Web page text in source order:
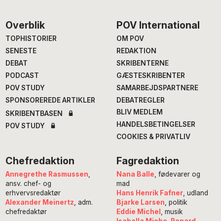
Footer
Overblik
TOPHISTORIER
SENESTE
DEBAT
PODCAST
POV STUDY
SPONSOREREDE ARTIKLER
SKRIBENTBASEN
POV STUDY
POV International
OM POV
REDAKTION
SKRIBENTERNE
GÆSTESKRIBENTER
SAMARBEJDSPARTNERE
DEBATREGLER
BLIV MEDLEM
HANDELSBETINGELSER
COOKIES & PRIVATLIV
Chefredaktion
Annegrethe Rasmussen
ansv. chef- og
erhvervsredaktør
Alexander Meinertz , adm.
chefredaktør
Fagredaktion
Nana Balle , fødevarer og
mad
Hans Henrik Fafner, udland
Bjarke Larsen , politik
Eddie Michel
, musik